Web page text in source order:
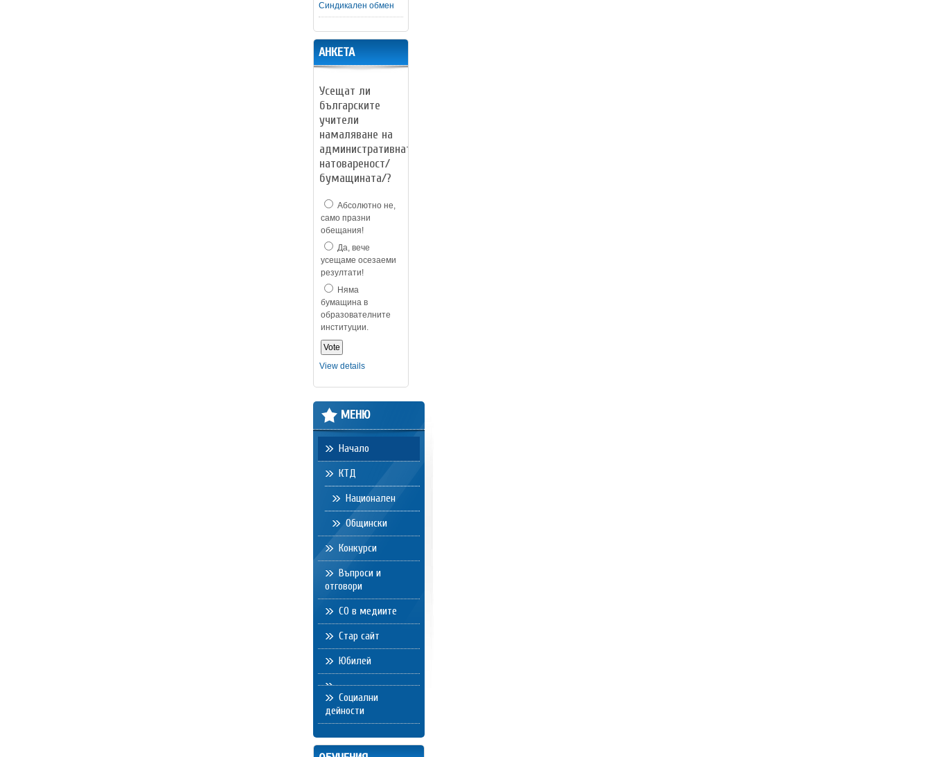
Синдикален обмен
АНКЕТА
Усещат ли
българските
учители
намаляване на
административната
натовареност/
бумащината/?
Абсолютно не,
само празни
обещания!
Да, вече
усещаме осезаеми
резултати!
Няма
бумащина в
образователните
институции.
View details
МЕНЮ
Начало
КТД
Национален
Общински
Конкурси
Въпроси и
отговори
СО в медиите
Стар сайт
Юбилей
Социални
дейности